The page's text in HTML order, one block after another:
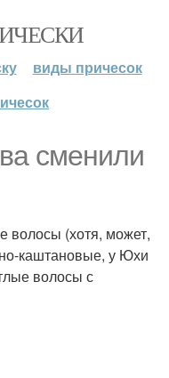
виды причесок
сменили
волосы (хотя, может,
каштановые, у Юхи
волосы с